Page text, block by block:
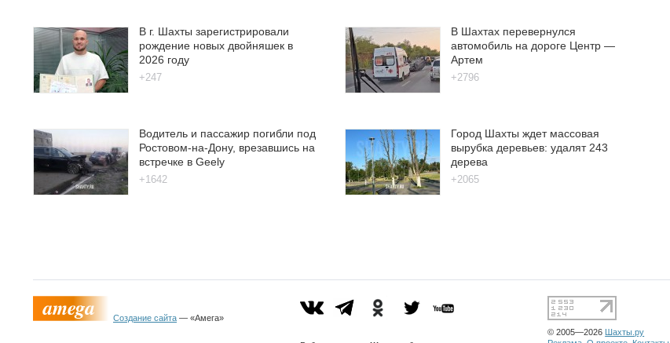
В г. Шахты зарегистрировали
рождение новых двойняшек в
2026 году
+247
В Шахтах перевернулся
автомобиль на дороге Центр —
Артем
+2796
Водитель и пассажир погибли под
Ростовом-на-Дону, врезавшись на
встречке в Geely
+1642
Город Шахты ждет массовая
вырубка деревьев: удалят 243
дерева
+2065
Создание сайта — «Амега»
© 2005—2026 Шахты.ру